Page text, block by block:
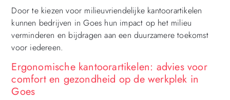
Door te kiezen voor milieuvriendelijke kantoorartikelen
kunnen bedrijven in Goes hun impact op het milieu
verminderen en bijdragen aan een duurzamere toekomst
voor iedereen.
Ergonomische kantoorartikelen: advies voor
comfort en gezondheid op de werkplek in
Goes